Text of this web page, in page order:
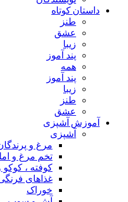
کوتاه
عشق
پند آموز
پند آموز
عشق
آشپزی
آشپزی
مرغ و پرندگان
تخم مرغ و املت
کوفته ، کوکو و دلمه
غذاهای فرنگی
خوراک